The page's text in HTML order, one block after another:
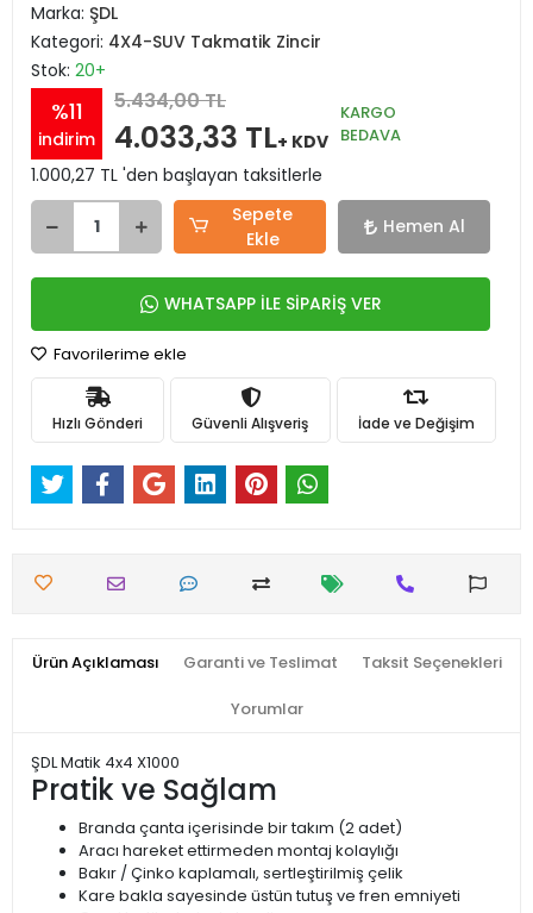
Marka: ŞDL
Kategori: 4X4-SUV Takmatik Zincir
Stok: 20+
%11
indirim
5.434,00 TL
4.033,33 TL+ KDV
KARGO
BEDAVA
1.000,27 TL 'den başlayan taksitlerle
Sepete
Ekle
Hemen Al
WHATSAPP İLE SİPARİŞ VER
Favorilerime ekle
Hızlı Gönderi Güvenli Alışveriş İade ve Değişim
Ürün Açıklaması Garanti ve Teslimat Taksit Seçenekleri
Yorumlar
ŞDL Matik 4x4 X1000
Pratik ve Sağlam
Branda çanta içerisinde bir takım (2 adet)
Aracı hareket ettirmeden montaj kolaylığı
Bakır / Çinko kaplamalı, sertleştirilmiş çelik
Kare bakla sayesinde üstün tutuş ve fren emniyeti